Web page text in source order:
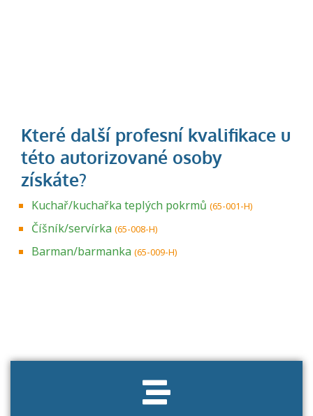
Kuchař/kuchařka teplých pokrmů (65-001-H)
Číšník/servírka (65-008-H)
Barman/barmanka (65-009-H)
Projděte si seznam profesních kvalifikací.